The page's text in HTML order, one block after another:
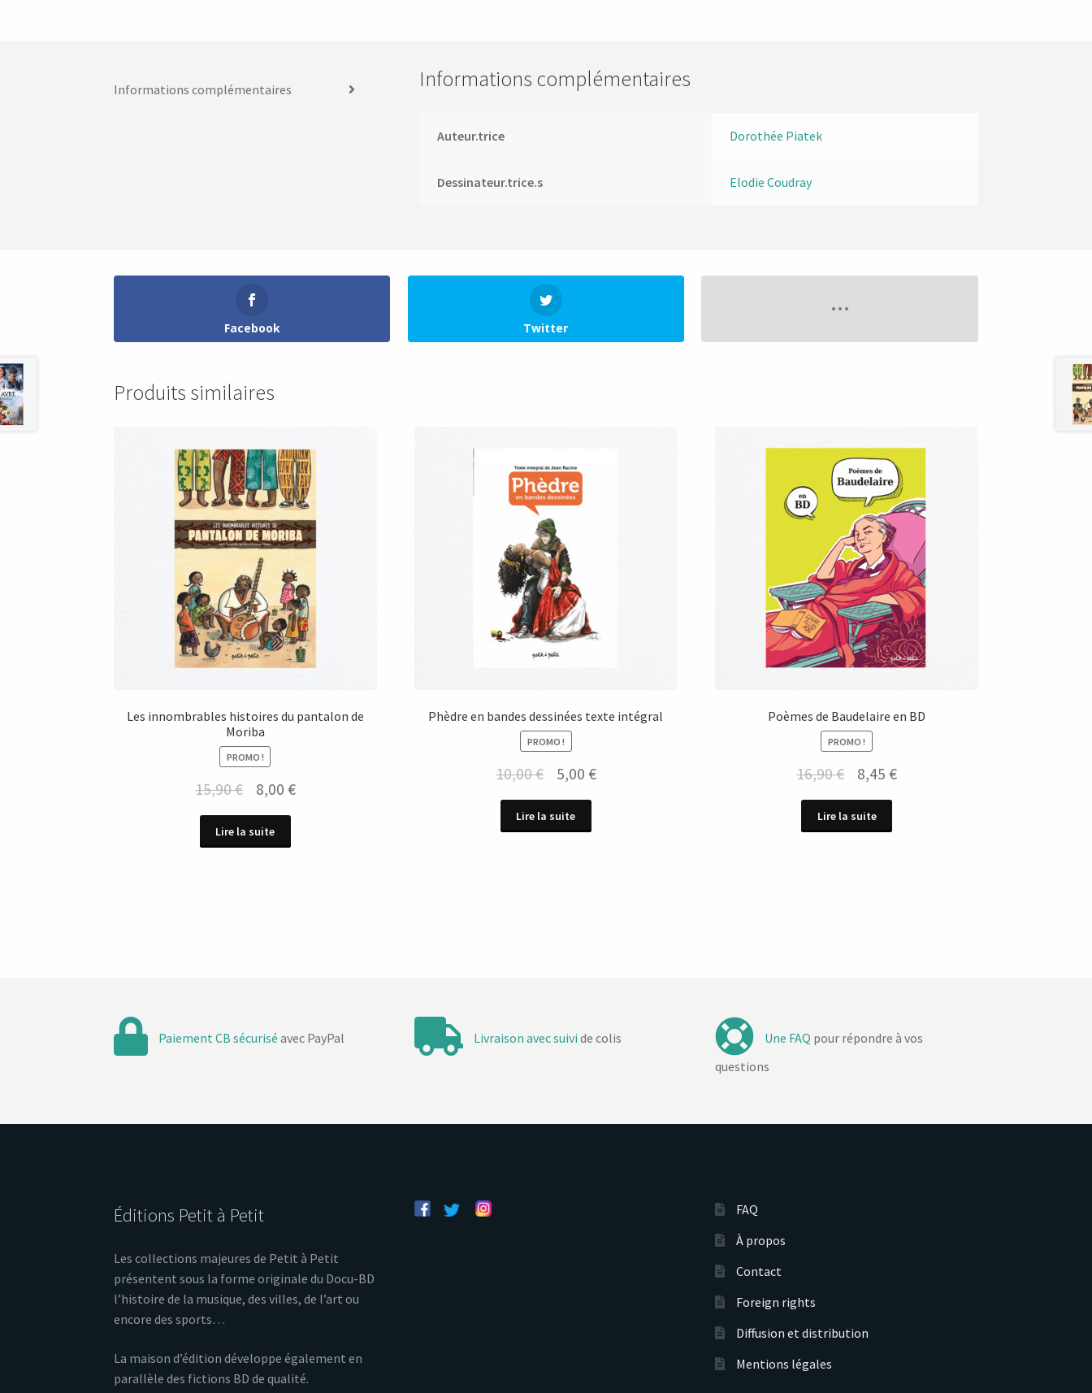
Informations complémentaires Informations complémentaires
Auteur.trice Dorothée Piatek
Dessinateur.trice.s Elodie Coudray
Facebook Twitter
Produits similaires
Les innombrables histoires du pantalon de
Moriba
PROMO !
15,90€
Le
prix
initial
8,00 €Le
Lire la suite
Phèdre en bandes dessinées texte intégral
PROMO !
10,00€
Le
prix
initial
5,00 €Le
Lire la suite
Poèmes de Baudelaire en BD
PROMO !
16,90€
Le
prix
initial
8,45 €Le
Lire la suite
Paiement CB sécurisé avec PayPal Livraison avec suivi de colis Une FAQ pour répondre à vos
questions
Éditions Petit à Petit
Les collections majeures de Petit à Petit
présentent sous la forme originale du Docu-BD
l’histoire de la musique, des villes, de l’art ou
encore des sports…
La maison d’édition développe également en
parallèle des fictions BD de qualité.
FAQ
À propos
Contact
Foreign rights
Diffusion et distribution
Mentions légales